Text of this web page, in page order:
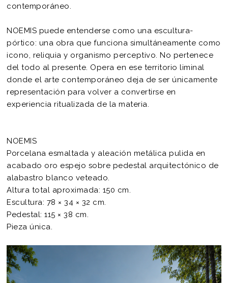
contemporáneo.
NOEMIS puede entenderse como una escultura-
pórtico: una obra que funciona simultáneamente como
icono, reliquia y organismo perceptivo. No pertenece
del todo al presente. Opera en ese territorio liminal
donde el arte contemporáneo deja de ser únicamente
representación para volver a convertirse en
experiencia ritualizada de la materia.
NOEMIS
Porcelana esmaltada y aleación metálica pulida en
acabado oro espejo sobre pedestal arquitectónico de
alabastro blanco veteado.
Altura total aproximada: 150 cm.
Escultura: 78 × 34 × 32 cm.
Pedestal: 115 × 38 cm.
Pieza única.